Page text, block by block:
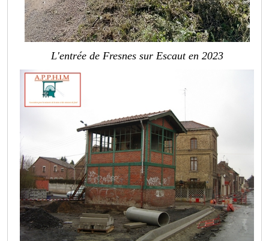
L'entrée de Fresnes sur Escaut en 2023